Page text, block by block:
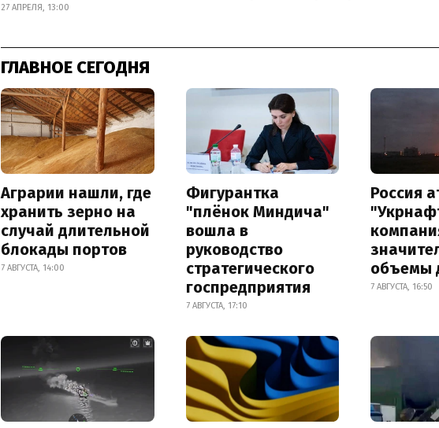
27 АПРЕЛЯ, 13:00
ГЛАВНОЕ СЕГОДНЯ
Аграрии нашли, где
хранить зерно на
случай длительной
блокады портов
7 АВГУСТА, 14:00
Фигурантка
"плёнок Миндича"
вошла в
руководство
стратегического
госпредприятия
7 АВГУСТА, 17:10
Россия
объемы
7 АВГУСТА, 16:50